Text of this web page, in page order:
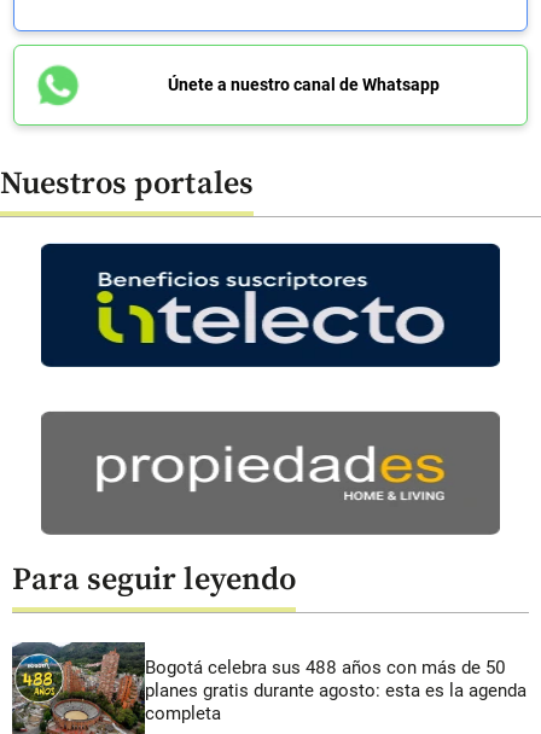
Únete a nuestro canal de Whatsapp
Nuestros portales
Para seguir leyendo
Bogotá celebra sus 488 años con más de 50
planes gratis durante agosto: esta es la agenda
completa